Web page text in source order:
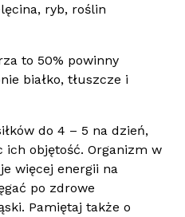
ryb, roślin
to 50% powinny
białko, tłuszcze i
do 4 – 5 na dzień,
ich objętość. Organizm w
więcej energii na
po zdrowe
Pamiętaj także o